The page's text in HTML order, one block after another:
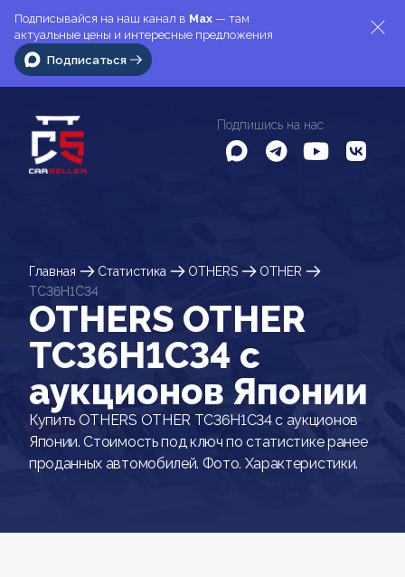
Подписывайся на наш канал в Max — там
актуальные цены и интересные предложения
Подписаться
Подпишись на нас
Главная Статистика OTHERS
OTHER
TC36H1C34
OTHERS OTHER
TC36H1C34 c
аукционов Японии
Купить OTHERS OTHER TC36H1C34 с аукционов
Японии. Стоимость под ключ по статистике ранее
проданных автомобилей. Фото. Характеристики.